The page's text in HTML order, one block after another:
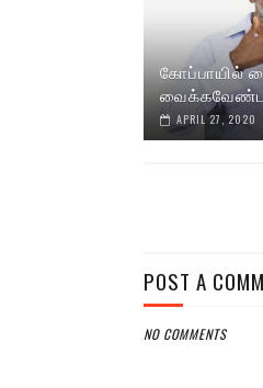
கோப்பாயில்
APRIL 27, 2020
POST A
NO COMMENTS